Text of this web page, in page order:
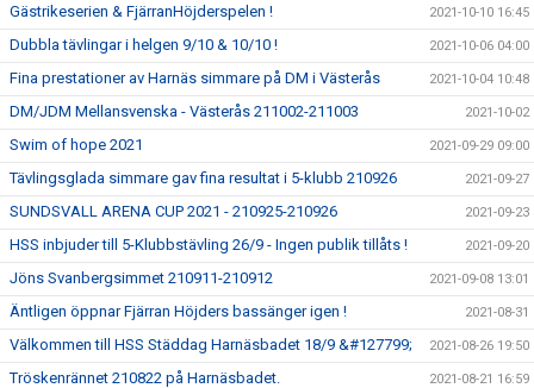
Gästrikeserien & FjärranHöjderspelen ! 2021-10-10 16:45
Dubbla tävlingar i helgen 9/10 & 10/10 ! 2021-10-06 04:00
Fina prestationer av Harnäs simmare på DM i Västerås 2021-10-04 10:48
DM/JDM Mellansvenska - Västerås 211002-211003 2021-10-02
Swim of hope 2021 2021-09-29 09:00
Tävlingsglada simmare gav fina resultat i 5-klubb 210926 2021-09-27
SUNDSVALL ARENA CUP 2021 - 210925-210926 2021-09-23
HSS inbjuder till 5-Klubbstävling 26/9 - Ingen publik tillåts ! 2021-09-20
Jöns Svanbergsimmet 210911-210912 2021-09-08 13:01
Äntligen öppnar Fjärran Höjders bassänger igen ! 2021-08-31
Välkommen till HSS Städdag Harnäsbadet 18/9 &#127799; 2021-08-26 19:50
Tröskenrännet 210822 på Harnäsbadet. 2021-08-21 16:59